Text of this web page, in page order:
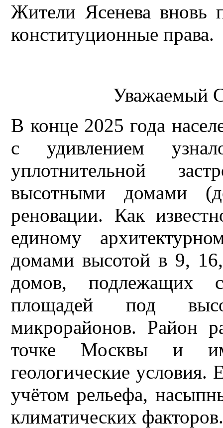
Жители Ясенева вновь
конституционные права.
Уважаемый
В конце 2025 года
с удивлением
уплотнительной
высотными домами
реновации. Как
единому
домами высотой в 9,
домов, подлежащих
площадей под
микрорайонов. Район
точке Москвы и
геологические условия.
учётом рельефа,
климатических